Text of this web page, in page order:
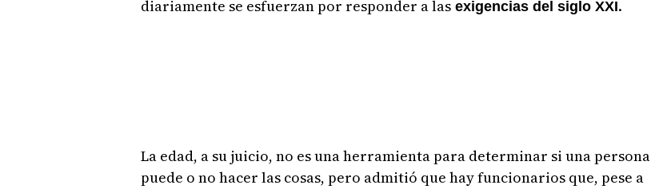
diariamente se esfuerzan por responder a lasexigencias del siglo XXI.
La edad, a su juicio, no es una herramienta para determinar si una persona
puede o no hacer las cosas, pero admitió que hay funcionarios que, pese a